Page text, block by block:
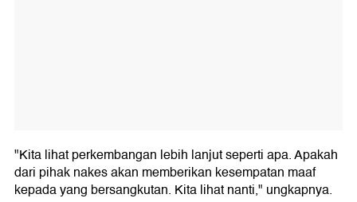
"Kita lihat perkembangan lebih lanjut seperti apa. Apakah
dari pihak nakes akan memberikan kesempatan maaf
kepada yang bersangkutan. Kita lihat nanti," ungkapnya.